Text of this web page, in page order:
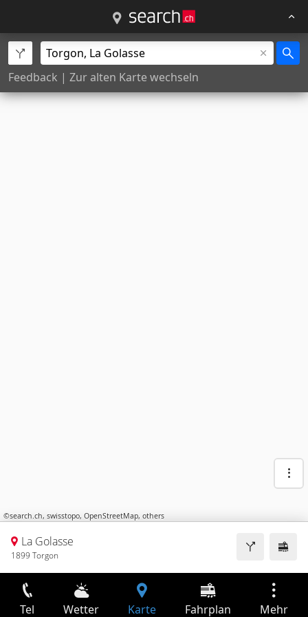
Feedback | Zur alten Karte wechseln
©search.ch, swisstopo, OpenStreetMap, others
La Golasse
1899 Torgon
Tel Wetter Karte Fahrplan Mehr